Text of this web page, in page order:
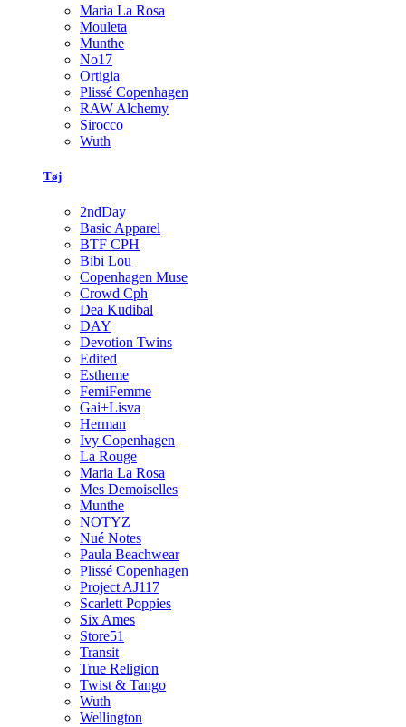
Maria La Rosa
Mouleta
Munthe
No17
Ortigia
Plissé Copenhagen
RAW Alchemy
Sirocco
Wuth
Tøj
2ndDay
Basic Apparel
BTF CPH
Bibi Lou
Copenhagen Muse
Crowd Cph
Dea Kudibal
DAY
Devotion Twins
Edited
Estheme
FemiFemme
Gai+Lisva
Herman
Ivy Copenhagen
La Rouge
Maria La Rosa
Mes Demoiselles
Munthe
NOTYZ
Nué Notes
Paula Beachwear
Plissé Copenhagen
Project AJ117
Scarlett Poppies
Six Ames
Store51
Transit
True Religion
Twist & Tango
Wuth
Wellington